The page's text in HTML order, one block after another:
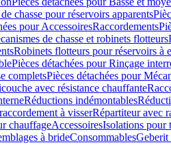
chasse pour réservoirs apparents
pour AccessoiresRaccordements
de chasse et robinets flotteurs
Robinets flotteurs pour réservoirs à
Pièces détachées pour Rinçage
completsPièces détachées pour
avec résistance chauffante
Réductions indémontables
à visserRépartiteur avec
chauffageAccessoiresIsolations pour
à brideConsommablesGeberit